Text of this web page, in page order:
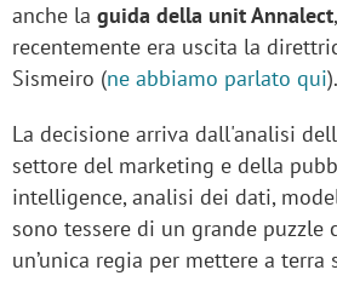
anche la guida della unit Annalect
recentemente era uscita la
Sismeiro (ne abbiamo parlato qui).
La decisione arriva dall'analisi
settore del marketing e della
intelligence, analisi dei dati,
sono tessere di un grande puzzle
un’unica regia per mettere a terra